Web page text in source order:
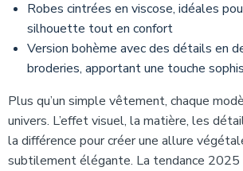
Robes cintrées en viscose, idéales
silhouette tout en confort
Version bohème avec des détails en
broderies, apportant une touche
Plus qu’un simple vêtement, chaque
univers. L’effet visuel, la matière, les
la différence pour créer une allure
subtilement élégante. La tendance 2025